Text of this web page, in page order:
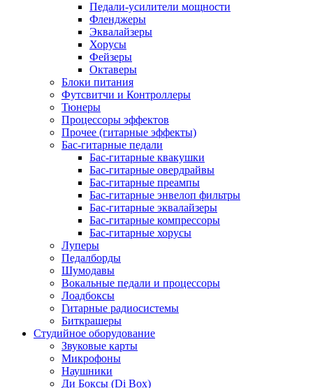
Педали-усилители мощности
Фленджеры
Эквалайзеры
Хорусы
Фейзеры
Октаверы
Блоки питания
Футсвитчи и Контроллеры
Тюнеры
Процессоры эффектов
Прочее (гитарные эффекты)
Бас-гитарные педали
Бас-гитарные квакушки
Бас-гитарные овердрайвы
Бас-гитарные преампы
Бас-гитарные энвелоп фильтры
Бас-гитарные эквалайзеры
Бас-гитарные компрессоры
Бас-гитарные хорусы
Луперы
Педалборды
Шумодавы
Вокальные педали и процессоры
Лоадбоксы
Гитарные радиосистемы
Биткрашеры
Студийное оборудование
Звуковые карты
Микрофоны
Наушники
Ди Боксы (Di Box)